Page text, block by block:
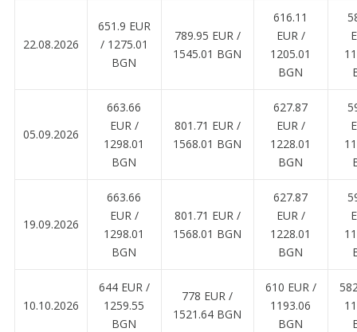
22.08.2026
651.9 EUR
/ 1275.01
BGN
789.95 EUR /
1545.01 BGN
616.11
EUR /
1205.01
BGN
05.09.2026
663.66
EUR /
1298.01
BGN
801.71 EUR /
1568.01 BGN
627.87
EUR /
1228.01
BGN
19.09.2026
663.66
EUR /
1298.01
BGN
801.71 EUR /
1568.01 BGN
627.87
EUR /
1228.01
BGN
10.10.2026
644 EUR /
1259.55
BGN
778 EUR /
1521.64 BGN
610 EUR /
1193.06
BGN